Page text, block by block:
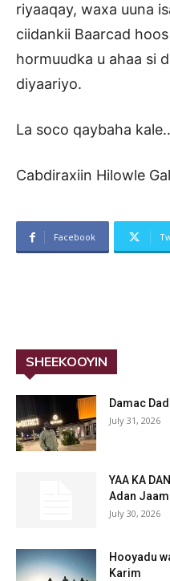
riyaaqay, waxa uuna
ciidankii Baarcad
hormuudka u ahaa si
diyaariyo.
La soco qaybaha
Cabdiraxiin Hilowle
Facebook
SHEEKOOYIN
Damac
July 31, 2026
YAA KA
Adan
July 30, 2026
Hooyadu
Karim